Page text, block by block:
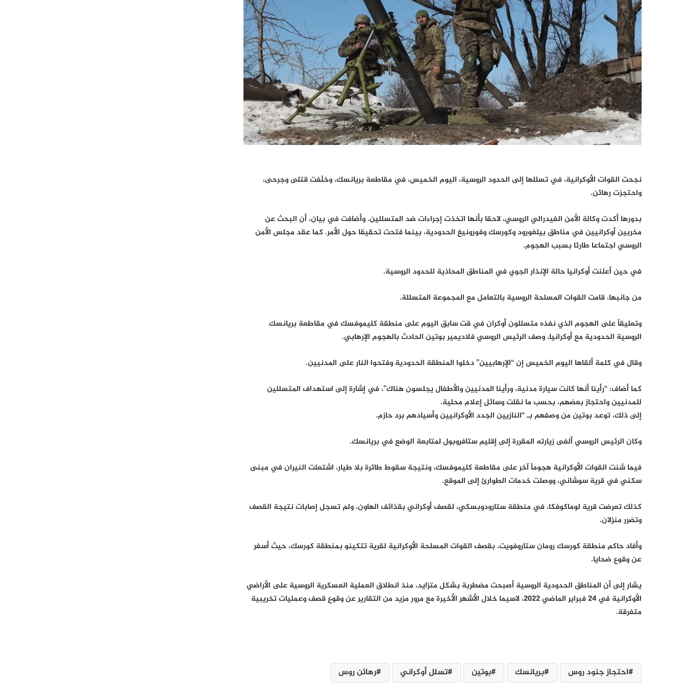
نجحت القوات الأوكرانية، في تسللها إلى الحدود الروسية، اليوم الخميس، في مقاطعة بريانسك، وخلّفت قتلى وجرحى،
واحتجزت رهائن.
بدورها أكدت وكالة الأمن الفيدرالي الروسي، لاحقا بأنها اتخذت إجراءات ضد المتسللين. وأضافت في بيان، أن البحث عن
مخربين أوكرانيين في مناطق بيلغورود وكورسك وفورونيغ الحدودية، بينما فتحت تحقيقا حول الأمر. كما عقد مجلس الأمن
الروسي اجتماعا طارئا بسبب الهجوم.
في حين أعلنت أوكرانيا حالة الإنذار الجوي في المناطق المحاذية للحدود الروسية.
من جانبها، قامت القوات المسلحة الروسية بالتعامل مع المجموعة المتسللة.
وتعليقاً على الهجوم الذي نفذه متسللون أوكران في قت سابق اليوم على منطقة كليموفسك في مقاطعة بريانسك
الروسية الحدودية مع أوكرانيا، وصف الرئيس الروسي فلاديمير بوتين الحادث بالهجوم الإرهابي.
وقال في كلمة ألقاها اليوم الخميس إن “الإرهابيين” دخلوا المنطقة الحدودية وفتحوا النار على المدنيين.
كما أضاف: “رأينا أنها كانت سيارة مدنية، ورأينا المدنيين والأطفال يجلسون هناك”، في إشارة إلى استهداف المتسللين
للمدنيين واحتجاز بعضهم، بحسب ما نقلت وسائل إعلام محلية.
إلى ذلك، توعد بوتين من وصفهم بـ “النازيين الجدد الأوكرانيين وأسيادهم برد حازم.
وكان الرئيس الروسي ألغى زيارته المقررة إلى إقليم ستافروبول لمتابعة الوضع في بريانسك.
فيما شنت القوات الأوكرانية هجوماً آخر على مقاطعة كليموفسك، ونتيجة سقوط طائرة بلا طيار، اشتعلت النيران في مبنى
سكني في قرية سوشاني، ووصلت خدمات الطوارئ إلى الموقع.
كذلك تعرضت قرية لوماكوفكا، في منطقة ستارودوبسكي، لقصف أوكراني بقذائف الهاون، ولم تسجل إصابات نتيجة القصف
وتضرر منزلان.
وأفاد حاكم منطقة كورسك رومان ستاروفويت، بقصف القوات المسلحة الأوكرانية لقرية تتكينو بمنطقة كورسك، حيث أسفر
عن وقوع ضحايا.
يشار إلى أن المناطق الحدودية الروسية أصبحت مضطربة بشكل متزايد، منذ انطلاق العملية العسكرية الروسية على الأراضي
الأوكرانية في 24 فبراير الماضي 2022، لاسيما خلال الأشهر الأخيرة مع مرور مزيد من التقارير عن وقوع قصف وعمليات تخريبية
متفرقة.
احتجاز جنود روس بريانسك بوتين تسلل أوكراني رهائن روس
تحذير من خطر يهدد الطبيب حسام أبو